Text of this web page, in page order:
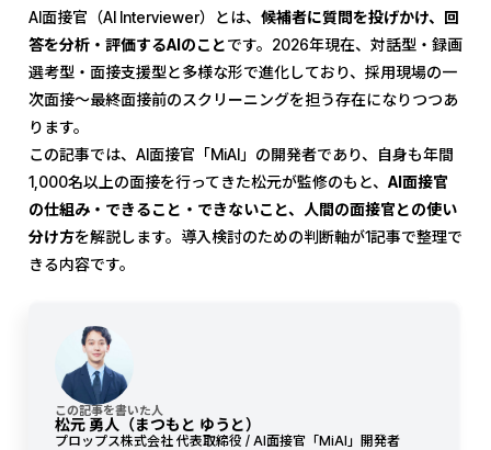
AI面接官（AI Interviewer）とは、 候補者に質問を投げかけ、回
答を分析・評価するAIのことです。2026年現在、対話型・録画
選考型・面接支援型と多様な形で進化しており、採用現場の一
次面接〜最終面接前のスクリーニングを担う存在になりつつあ
ります。
この記事では、AI面接官「MiAI」の開発者であり、自身も年間
1,000名以上の面接を行ってきた松元が監修のもと、 AI面接官
の仕組み・できること・できないこと、人間の面接官との使い
分け方を解説します。導入検討のための判断軸が1記事で整理で
きる内容です。
この記事を書いた人
松元 勇人（まつもと ゆうと）
プロップス株式会社 代表取締役 / AI面接官「MiAI」開発者